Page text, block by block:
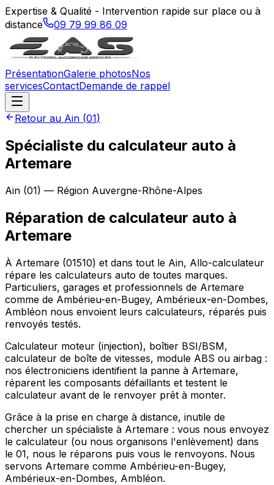
Expertise & Qualité - Intervention rapide sur place ou à
distance
09 79 99 86 09
PrésentationGalerie photosNos
servicesContactDemande de rappel
Retour au Ain (01)
Spécialiste du calculateur auto à
Artemare
Ain (01) — Région Auvergne-Rhône-Alpes
Réparation de calculateur auto à
Artemare
À Artemare (01510) et dans tout le Ain, Allo-calculateur
répare les calculateurs auto de toutes marques.
Particuliers, garages et professionnels de Artemare
comme de Ambérieu-en-Bugey, Ambérieux-en-Dombes,
Ambléon nous envoient leurs calculateurs, réparés puis
renvoyés testés.
Calculateur moteur (injection), boîtier BSI/BSM,
calculateur de boîte de vitesses, module ABS ou airbag :
nos électroniciens identifient la panne à Artemare,
réparent les composants défaillants et testent le
calculateur avant de le renvoyer prêt à monter.
Grâce à la prise en charge à distance, inutile de
chercher un spécialiste à Artemare : vous nous envoyez
le calculateur (ou nous organisons l'enlèvement) dans
le 01, nous le réparons puis vous le renvoyons. Nous
servons Artemare comme Ambérieu-en-Bugey,
Ambérieux-en-Dombes, Ambléon.